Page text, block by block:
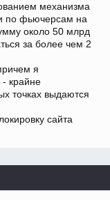
механизма
по фьючерсам на
около 50 млрд
за более чем 2
я
крайне
точках выдаются
сайта